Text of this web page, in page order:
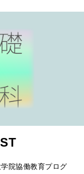
院協働教育プログ